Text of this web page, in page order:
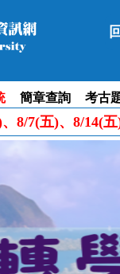
簡章查詢 考古
8/7(五)、8/14(